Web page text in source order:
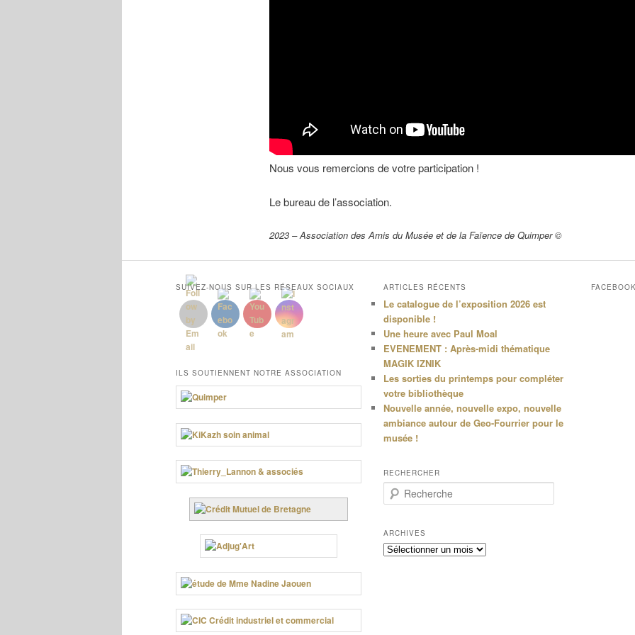
Nous vous remercions de votre participation !
Le bureau de l’association.
2023 – Association des Amis du Musée et de la Faïence de Quimper ©
SUIVEZ-NOUS SUR LES RÉSEAUX SOCIAUX
ILS SOUTIENNENT NOTRE ASSOCIATION
ARTICLES RÉCENTS
Le catalogue de l’exposition 2026 est
disponible !
Une heure avec Paul Moal
EVENEMENT : Après-midi thématique
MAGIK IZNIK
Les sorties du printemps pour compléter
votre bibliothèque
Nouvelle année, nouvelle expo, nouvelle
ambiance autour de Geo-Fourrier pour le
musée !
RECHERCHER
e
h
e
r
ARCHIVES
Archives